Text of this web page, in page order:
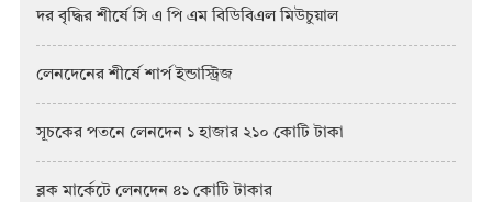
দর বৃদ্ধির শীর্ষে সি এ পি এম বিডিবিএল মিউচুয়াল
লেনদেনের শীর্ষে শার্প ইন্ডাস্ট্রিজ
সূচকের পতনে লেনদেন ১ হাজার ২১০ কোটি টাকা
ব্লক মার্কেটে লেনদেন ৪১ কোটি টাকার